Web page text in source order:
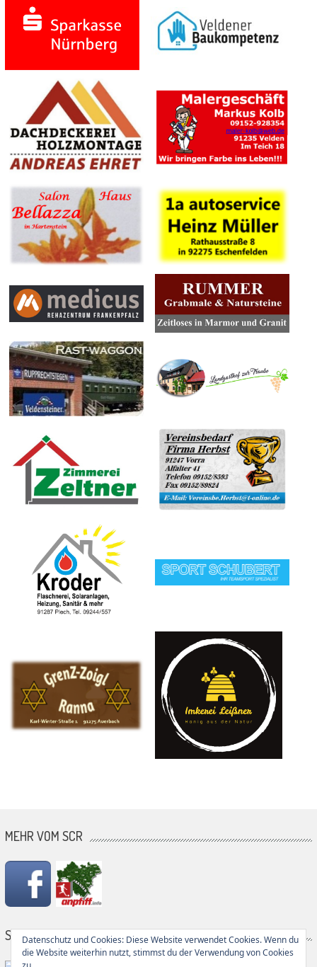
MEHR VOM SCR
SG PARTNER
Datenschutz und Cookies: Diese Website verwendet Cookies. Wenn du
die Website weiterhin nutzt, stimmst du der Verwendung von Cookies